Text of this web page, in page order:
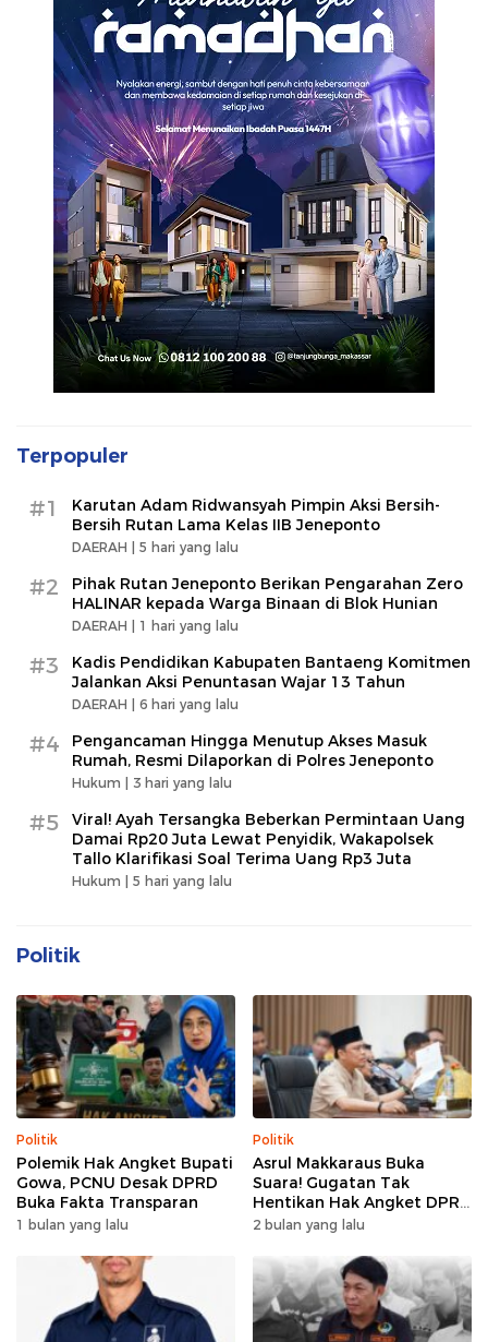
Terpopuler
#1
Karutan Adam Ridwansyah Pimpin Aksi Bersih-
Bersih Rutan Lama Kelas IIB Jeneponto
DAERAH | 5 hari yang lalu
#2
Pihak Rutan Jeneponto Berikan Pengarahan Zero
HALINAR kepada Warga Binaan di Blok Hunian
DAERAH | 1 hari yang lalu
#3
Kadis Pendidikan Kabupaten Bantaeng Komitmen
Jalankan Aksi Penuntasan Wajar 13 Tahun
DAERAH | 6 hari yang lalu
#4
Pengancaman Hingga Menutup Akses Masuk
Rumah, Resmi Dilaporkan di Polres Jeneponto
Hukum | 3 hari yang lalu
#5
Viral! Ayah Tersangka Beberkan Permintaan Uang
Damai Rp20 Juta Lewat Penyidik, Wakapolsek
Tallo Klarifikasi Soal Terima Uang Rp3 Juta
Hukum | 5 hari yang lalu
Politik
Politik
Polemik Hak Angket Bupati
Gowa, PCNU Desak DPRD
Buka Fakta Transparan
1 bulan yang lalu
Politik
Asrul Makkaraus Buka
Suara! Gugatan Tak
Hentikan Hak Angket DPRD
Gowa
2 bulan yang lalu